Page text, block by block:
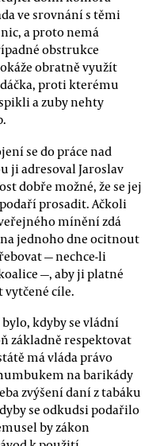
ve srovnání s těmi
a proto nemá
obstrukce
obratně využít
proti kterému
a zuby nehty
se do práce nad
ji adresoval Jaroslav
dobře možné, že se jej
prosadit. Ačkoli
mínění zdá
jednoho dne ocitnout
— nechce-li
—, aby ji platné
cíle.
kdyby se vládní
základně respektovat
má vláda právo
na barikády
zvýšení daní z tabáku
se odkudsi podařilo
by zákon